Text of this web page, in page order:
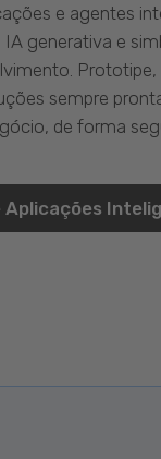
e agentes
IA generativa e
sempre
de forma
Aplicações